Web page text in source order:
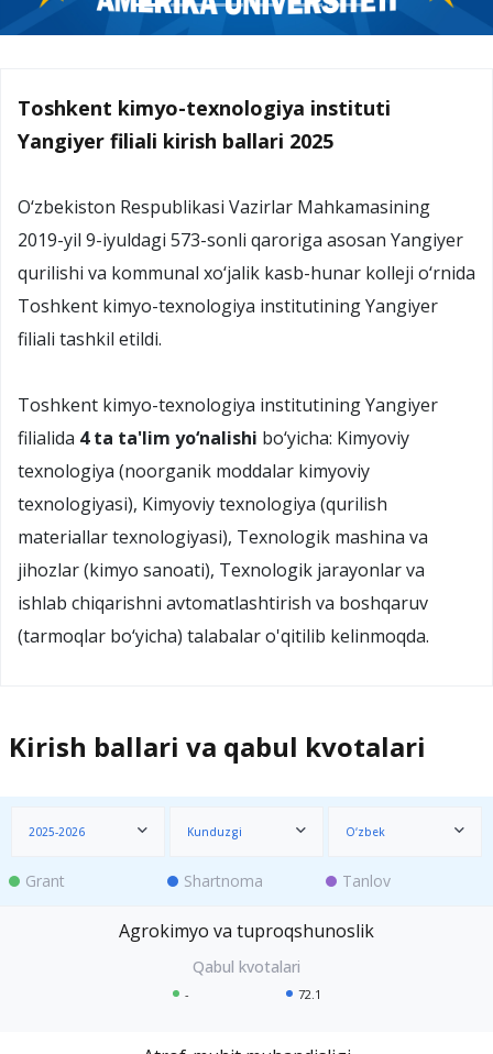
Toshkent kimyo-texnologiya instituti
Yangiyer filiali kirish ballari 2025
O‘zbekiston Respublikasi Vazirlar Mahkamasining
2019-yil 9-iyuldagi 573-sonli qaroriga asosan Yangiyer
qurilishi va kommunal xo‘jalik kasb-hunar kolleji o‘rnida
Toshkent kimyo-texnologiya institutining Yangiyer
filiali tashkil etildi.
Toshkent kimyo-texnologiya institutining Yangiyer
filialida 4 ta ta'lim yo‘nalishi bo‘yicha: Kimyoviy
texnologiya (noorganik moddalar kimyoviy
texnologiyasi), Kimyoviy texnologiya (qurilish
materiallar texnologiyasi), Texnologik mashina va
jihozlar (kimyo sanoati), Texnologik jarayonlar va
ishlab chiqarishni avtomatlashtirish va boshqaruv
(tarmoqlar bo‘yicha) talabalar o'qitilib kelinmoqda.
Kirish ballari va qabul kvotalari
2025-2026 Kunduzgi O‘zbek
Grant Shartnoma Tanlov
Agrokimyo va tuproqshunoslik
- 72.1